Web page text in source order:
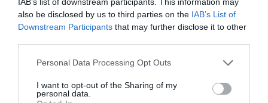
also be disclosed by us to third parties on the IAB’s List of
Downstream Participants that may further disclose it to other
Personal Data Processing Opt Outs
I want to opt-out of the Sharing of my
personal data.